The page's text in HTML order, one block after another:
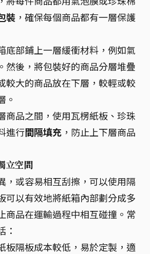
裝 ，確保每個商品都有一層保護
底部鋪上一層緩衝材料，例如氣
然後，將包裝好的商品分層堆疊
較大的商品放在下層，較輕或較
。
商品之間，使用瓦楞紙板、珍珠
進行間隔填充 ，防止上下層商品
立空間
，或容易相互刮擦，可以使用隔
可以有效地將紙箱內部劃分成多
商品在運輸過程中相互碰撞。常
：
板隔板成本較低，易於定製，適